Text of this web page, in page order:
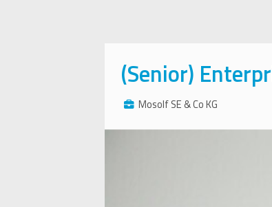
(Senior)
Mosolf SE & Co KG